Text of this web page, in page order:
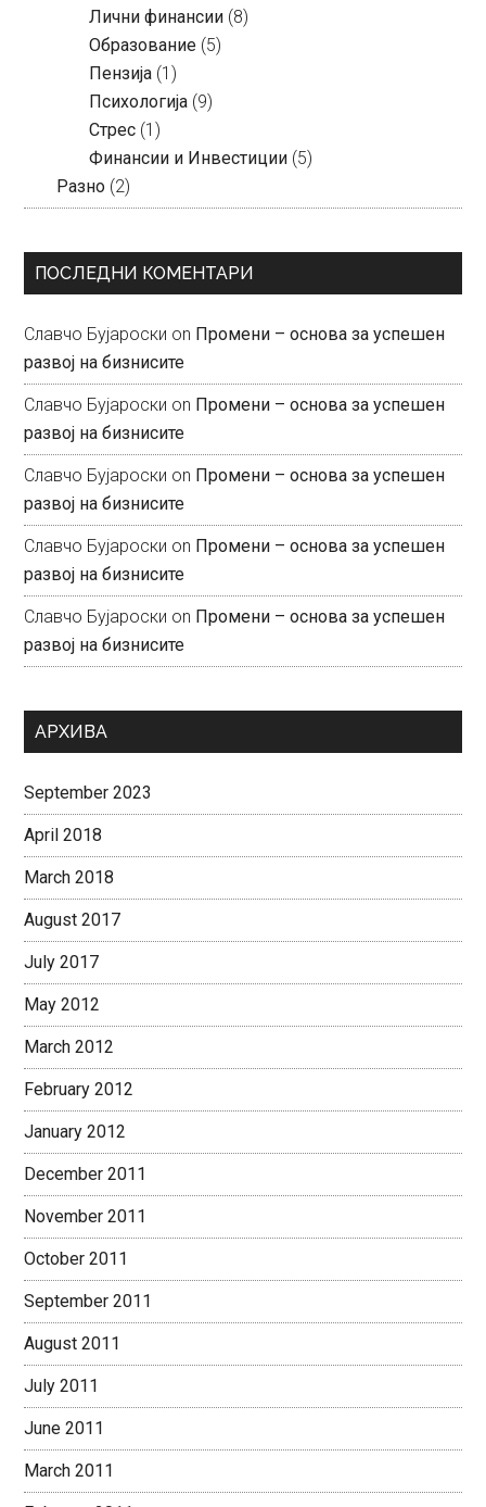
Лични финансии (8)
Образование (5)
Пензија (1)
Психологија (9)
Стрес (1)
Финансии и Инвестиции (5)
Разно (2)
ПОСЛЕДНИ КОМЕНТАРИ
Славчо Бујароски on Промени – основа за успешен
развој на бизнисите
Славчо Бујароски on Промени – основа за успешен
развој на бизнисите
Славчо Бујароски on Промени – основа за успешен
развој на бизнисите
Славчо Бујароски on Промени – основа за успешен
развој на бизнисите
Славчо Бујароски on Промени – основа за успешен
развој на бизнисите
АРХИВА
September 2023
April 2018
March 2018
August 2017
July 2017
May 2012
March 2012
February 2012
January 2012
December 2011
November 2011
October 2011
September 2011
August 2011
July 2011
June 2011
March 2011